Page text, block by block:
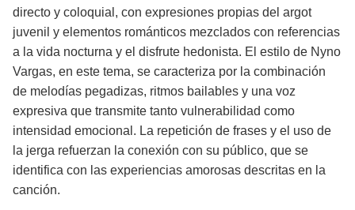
directo y coloquial, con expresiones propias del argot
juvenil y elementos románticos mezclados con referencias
a la vida nocturna y el disfrute hedonista. El estilo de Nyno
Vargas, en este tema, se caracteriza por la combinación
de melodías pegadizas, ritmos bailables y una voz
expresiva que transmite tanto vulnerabilidad como
intensidad emocional. La repetición de frases y el uso de
la jerga refuerzan la conexión con su público, que se
identifica con las experiencias amorosas descritas en la
canción.